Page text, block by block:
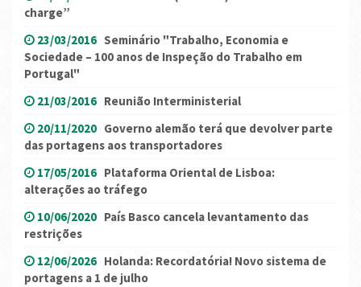
charge”
23/03/2016 Seminário "Trabalho, Economia e
Sociedade – 100 anos de Inspeção do Trabalho em
Portugal"
21/03/2016 Reunião Interministerial
20/11/2020 Governo alemão terá que devolver parte
das portagens aos transportadores
17/05/2016 Plataforma Oriental de Lisboa:
alterações ao tráfego
10/06/2020 País Basco cancela levantamento das
restrições
12/06/2026 Holanda: Recordatória! Novo sistema de
portagens a 1 de julho